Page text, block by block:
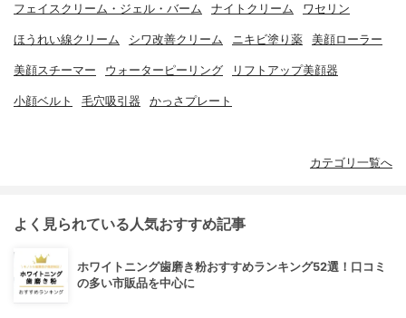
フェイスクリーム・ジェル・バーム ナイトクリーム ワセリン
ほうれい線クリーム シワ改善クリーム ニキビ塗り薬 美顔ローラー
美顔スチーマー ウォーターピーリング リフトアップ美顔器
小顔ベルト 毛穴吸引器 かっさプレート
カテゴリ一覧へ
よく見られている人気おすすめ記事
ホワイトニング歯磨き粉おすすめランキング52選！口コミ
の多い市販品を中心に